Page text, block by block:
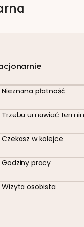
Nieznana płatność
Trzeba umawiać termin
Czekasz w kolejce
Godziny pracy
Wizyta osobista